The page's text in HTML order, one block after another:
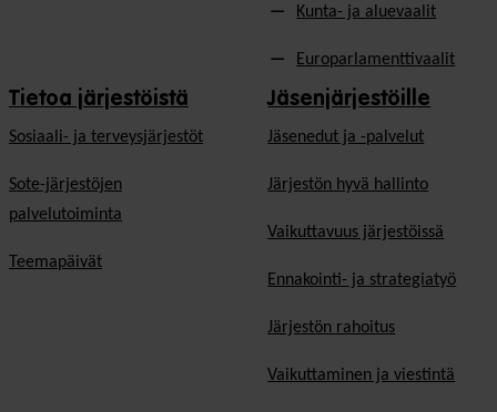
Kunta- ja aluevaalit
Europarlamenttivaalit
Tietoa järjestöistä
Sosiaali- ja terveysjärjestöt
Sote-järjestöjen
palvelutoiminta
Teemapäivät
Jäsenjärjestöille
Jäsen­edut ja -palvelut
Järjestön hyvä hallinto
Vaikuttavuus järjestöissä
Ennakointi- ja strategiatyö
Järjestön rahoitus
Vaikuttaminen ja viestintä